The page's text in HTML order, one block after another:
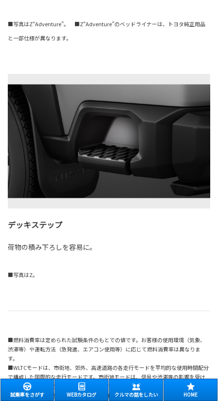
■写真はZ“Adventure”。 ■Z“Adventure”のベッドライナーは、トヨタ純正用品
と一部仕様が異なります。
デッキステップ
荷物の積み下ろしを容易に。
■写真はZ。
■燃料消費率は定められた試験条件のもとでの値です。お客様の使用環境（気象、
渋滞等）や運転方法（急発進、エアコン使用等）に応じて燃料消費率は異なりま
す。
■WLTCモードは、市街地、郊外、高速道路の各走行モードを平均的な使用時間配分
で構成した国際的な走行モードです。市街地モードは、信号や渋滞等の影響を受け
る比較的低速な走行を想定し、郊外モードは、信号や渋滞等の影響をあまり受けな
い走行を想定、高速道路モードは、高速道路等での走行を想定しています。
試乗車をさがす WEBカタログ クルマの話をしたい HOME